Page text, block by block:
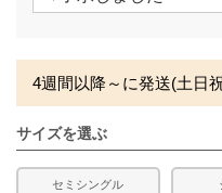
4週間以降～に発送(土日
サイズを選ぶ
セミシングル